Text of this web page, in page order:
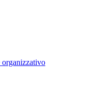
organizzativo